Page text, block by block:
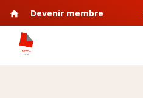
Devenir membre